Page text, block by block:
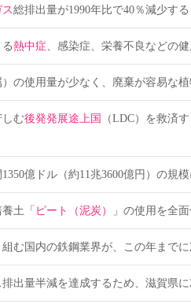
総排出量が1990年比で40％減少する
熱中症、感染症、栄養不良などの
の使用量が少なく、廃棄が容易な
む後発発展途上国
（LDC）を救済
億ドル（約11兆3600億円）の規
土「 ピート（泥炭） 」の使用を全
む国内の鉄鋼業界が、この年までに
排出量半減を達成するため、滋賀県